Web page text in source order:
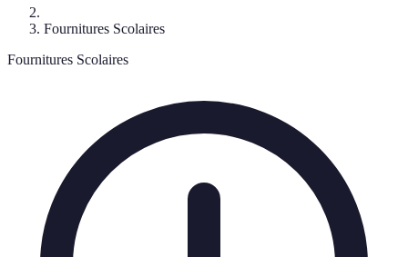
Fournitures Scolaires
Fournitures Scolaires